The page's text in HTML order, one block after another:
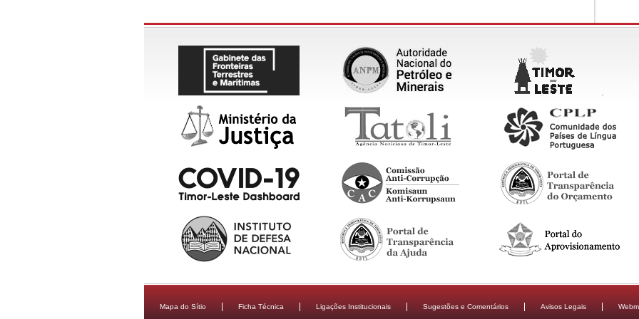
Mapa do Sítio Ficha Técnica Ligações Institucionais Sugestões e Comentários Avisos Legais